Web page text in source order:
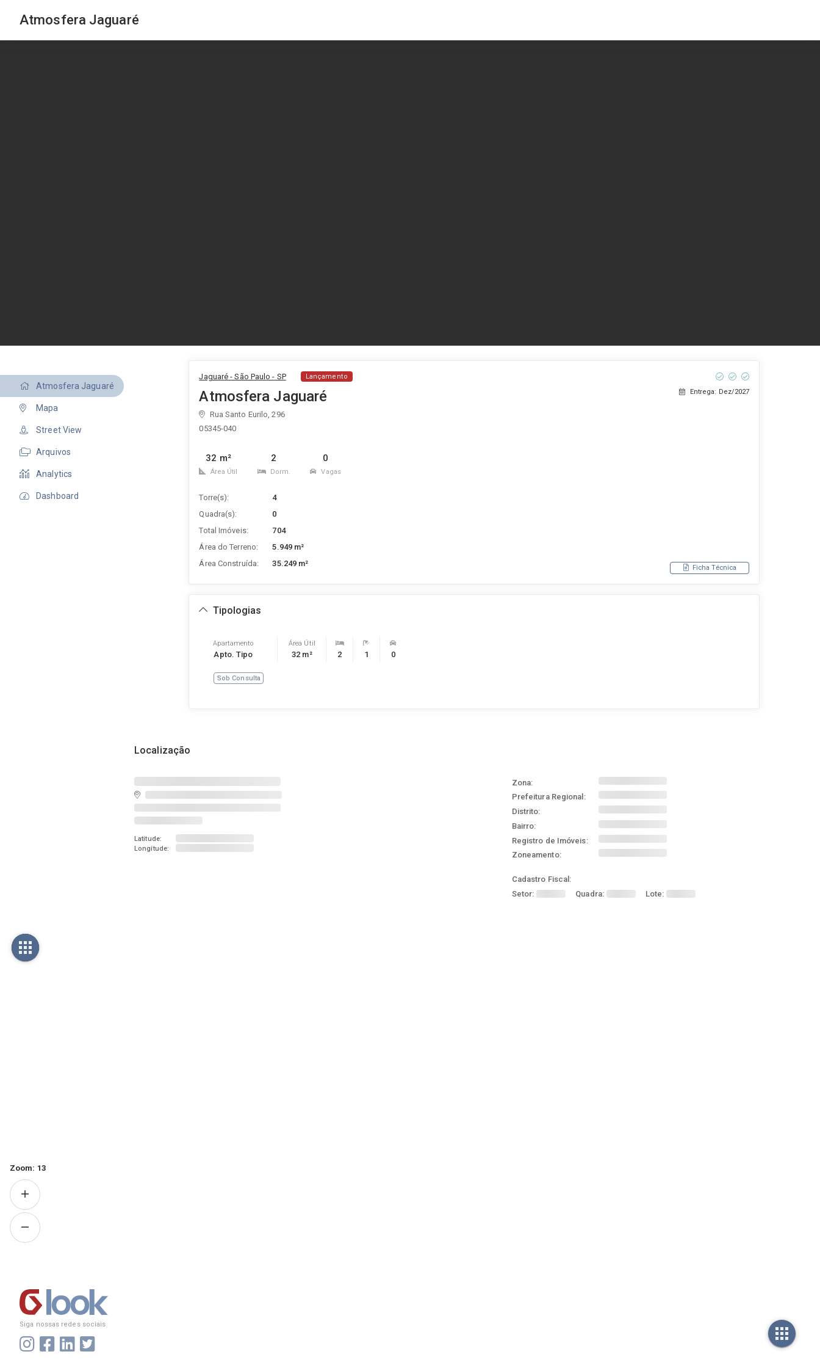
Atmosfera Jaguaré
Atmosfera Jaguaré
Mapa
Street View
Arquivos
Analytics
Dashboard
Jaguaré - São Paulo - SP Lançamento
Atmosfera Jaguaré
Rua Santo Eurilo, 296
05345-040
Entrega: Dez/2027
32 m²
Área Útil
2
Dorm.
0
Vagas
Torre(s):
4
Quadra(s):
0
Total Imóveis:
704
Área do Terreno:
5.949 m²
Área Construída:
35.249 m² Ficha Técnica
Tipologias
Apartamento
Apto. Tipo
Área Útil
32 m² 2 1 0
Sob Consulta
Localização
Latitude:
Longitude:
Zona:
Prefeitura Regional:
Distrito:
Bairro:
Registro de Imóveis:
Zoneamento:
Cadastro Fiscal:
Setor:
Quadra: Lote:
Zoom: 13
Siga nossas redes sociais